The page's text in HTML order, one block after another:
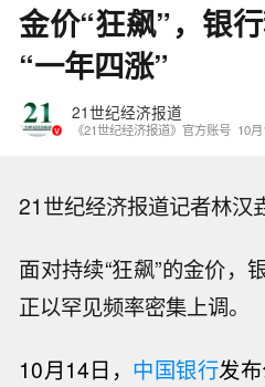
金价“狂飙”，银
“一年四涨”
21世纪经济报道
《21世纪经济报道》官方账号 10
21世纪经济报道记者林汉
面对持续“狂飙”的金价，
正以罕见频率密集上调。
10月14日， 中国银行发